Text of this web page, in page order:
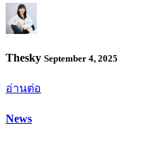
Thesky September 4, 2025
อ่านต่อ
News